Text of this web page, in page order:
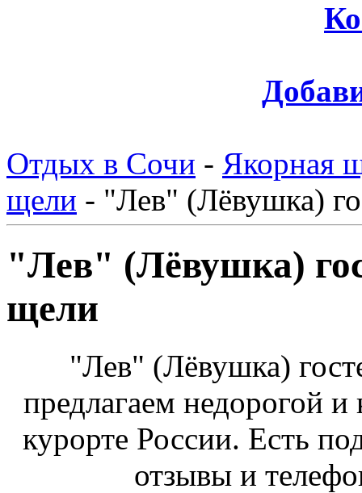
Отдых в Сочи - Якорная
щели - "Лев" (Лёвушка)
"Лев" (Лёвушка)
щели
"Лев" (Лёвушка)
предлагаем недорогой
курорте России. Есть
отзывы и